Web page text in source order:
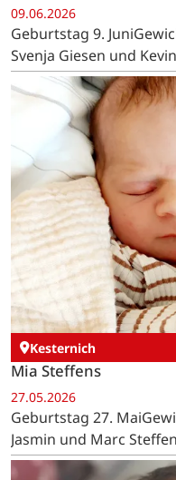
09.06.2026
Geburtstag 9.
Svenja Giesen und
Kesternich
Mia Steffens
27.05.2026
Geburtstag 27.
Jasmin und Marc